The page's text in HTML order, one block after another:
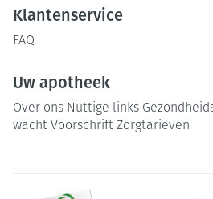
Klantenservice
FAQ
Uw apotheek
Over ons Nuttige links
wacht Voorschrift Zorgtarieven